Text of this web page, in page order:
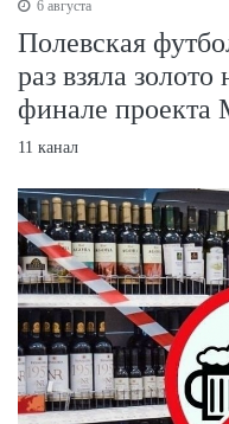
6 августа
Полевская
раз взяла
финале проекта
11 канал